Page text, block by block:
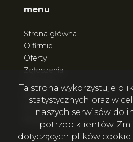
menu
Strona główna
O firmie
Oferty
Zgłoszenia
Kontakt
Ta strona wykorzystuje
statystycznych oraz w
naszych serwisów do
potrzeb klientów.
dotyczących plików